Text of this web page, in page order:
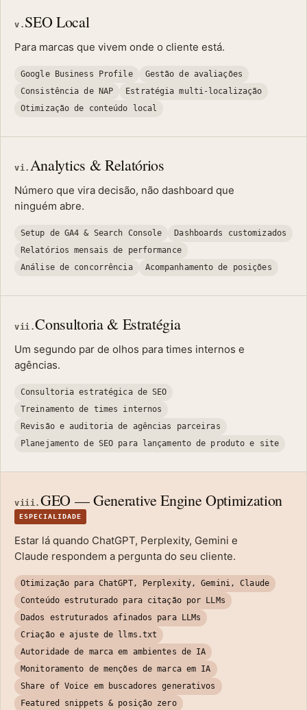
v. SEO Local
Para marcas que vivem onde o cliente está.
Google Business Profile
Gestão de avaliações
Consistência de NAP
Estratégia multi-localização
Otimização de conteúdo local
vi. Analytics & Relatórios
Número que vira decisão, não dashboard que
ninguém abre.
Setup de GA4 & Search Console
Dashboards customizados
Relatórios mensais de performance
Análise de concorrência
Acompanhamento de posições
vii.Consultoria & Estratégia
Um segundo par de olhos para times internos e
agências.
Consultoria estratégica de SEO
Treinamento de times internos
Revisão e auditoria de agências parceiras
Planejamento de SEO para lançamento de produto e site
viii. GEO — Generative Engine Optimization
ESPECIALIDADE
Estar lá quando ChatGPT, Perplexity, Gemini e
Claude respondem a pergunta do seu cliente.
Otimização para ChatGPT, Perplexity, Gemini, Claude
Conteúdo estruturado para citação por LLMs
Dados estruturados afinados para LLMs
Criação e ajuste de llms.txt
Autoridade de marca em ambientes de IA
Monitoramento de menções de marca em IA
Share of Voice em buscadores generativos
Featured snippets & posição zero